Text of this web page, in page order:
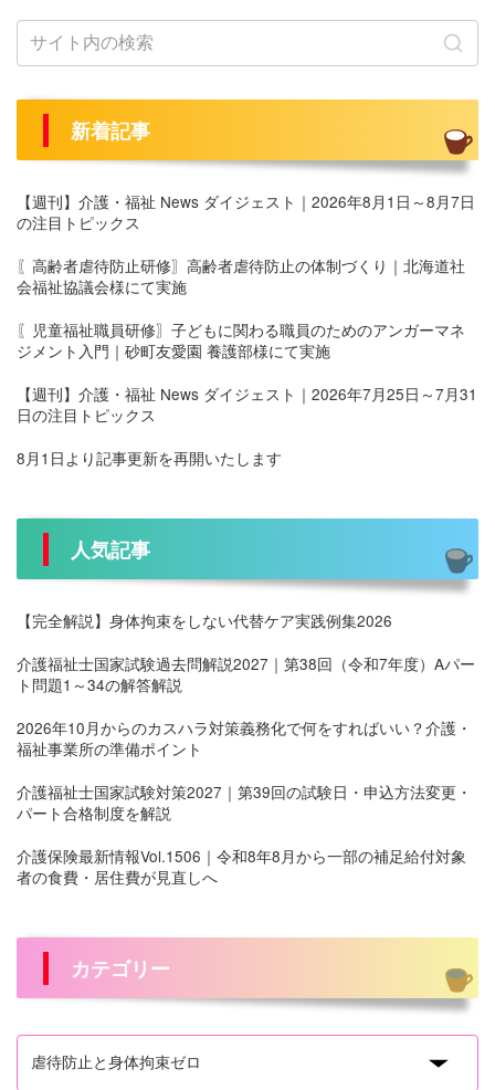
の
ジ
送
り
新着記事
【週刊】介護・福祉 News ダイジェスト｜2026年8月1日～8月7日
の注目トピックス
〖高齢者虐待防止研修〗高齢者虐待防止の体制づくり｜北海道社
会福祉協議会様にて実施
〖児童福祉職員研修〗子どもに関わる職員のためのアンガーマネ
ジメント入門｜砂町友愛園 養護部様にて実施
【週刊】介護・福祉 News ダイジェスト｜2026年7月25日～7月31
日の注目トピックス
8月1日より記事更新を再開いたします
人気記事
【完全解説】身体拘束をしない代替ケア実践例集2026
介護福祉士国家試験過去問解説2027｜第38回（令和7年度）Aパー
ト問題1～34の解答解説
2026年10月からのカスハラ対策義務化で何をすればいい？介護・
福祉事業所の準備ポイント
介護福祉士国家試験対策2027｜第39回の試験日・申込方法変更・
パート合格制度を解説
介護保険最新情報Vol.1506｜令和8年8月から一部の補足給付対象
者の食費・居住費が見直しへ
カテゴリー